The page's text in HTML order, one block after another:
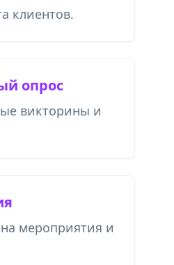
клиентов.
опрос
викторины и
мероприятия и